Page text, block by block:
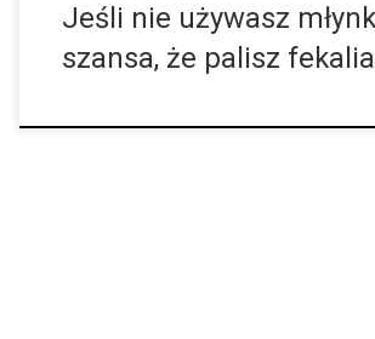
Jeśli nie używasz
szansa, że palisz